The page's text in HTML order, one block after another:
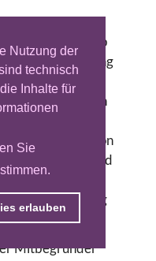
Nutzung der
technisch
Inhalte für
Sie
erlauben
Brain Group
BrainConsulting
nationale und
Experten von
München und
der
Erstellung
Mitbegründer